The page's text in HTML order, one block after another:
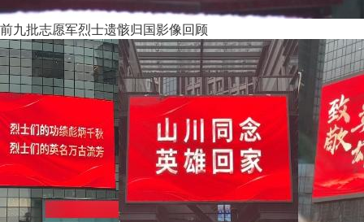
前九批志愿军烈士遗骸归国影像回顾